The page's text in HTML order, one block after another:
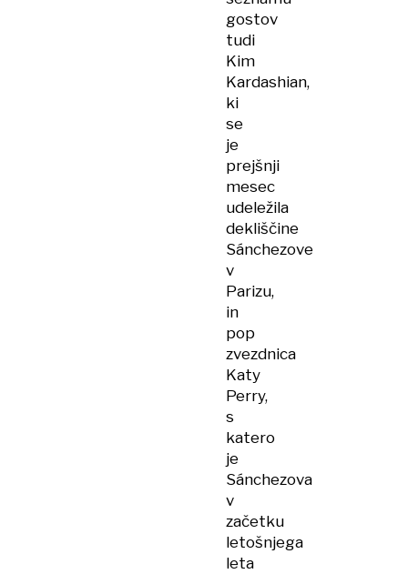
gostov
tudi
Kim
Kardashian,
ki
se
je
prejšnji
mesec
udeležila
dekliščine
Sánchezove
v
Parizu,
in
pop
zvezdnica
Katy
Perry,
s
katero
je
Sánchezova
v
začetku
letošnjega
leta